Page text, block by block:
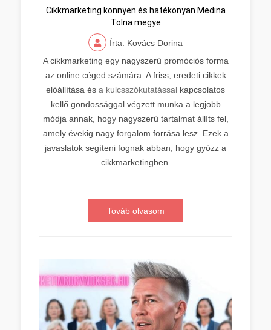
Cikkmarketing könnyen és hatékonyan Medina
Tolna megye
Írta: Kovács Dorina
A cikkmarketing egy nagyszerű promóciós forma
az online céged számára. A friss, eredeti cikkek
előállítása és a kulcsszókutatással kapcsolatos
kellő gondossággal végzett munka a legjobb
módja annak, hogy nagyszerű tartalmat állíts fel,
amely évekig nagy forgalom forrása lesz. Ezek a
javaslatok segíteni fognak abban, hogy győzz a
cikkmarketingben.
Továb olvasom